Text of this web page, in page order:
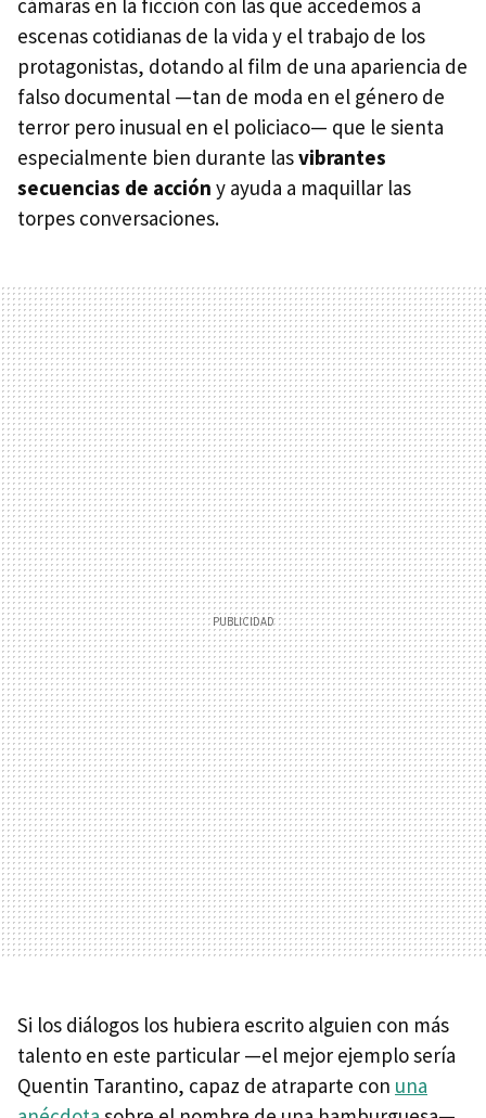
cámaras en la ficción con las que accedemos a
escenas cotidianas de la vida y el trabajo de los
protagonistas, dotando al film de una apariencia de
falso documental —tan de moda en el género de
terror pero inusual en el policiaco— que le sienta
especialmente bien durante lasvibrantes
secuencias de acción y ayuda a maquillar las
torpes conversaciones.
Si los diálogos los hubiera escrito alguien con más
talento en este particular —el mejor ejemplo sería
Quentin Tarantino, capaz de atraparte con una